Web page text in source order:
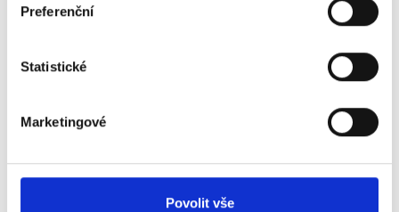
Zjistěte více o tom, jak zpracováváme vaše osobní
Svůj souhlas můžete kdykoliv změnit nebo odvolat v
K personalizaci obsahu a reklam, poskytování funkcí
soubory cookie. Informace o tom, jak náš web používáte,
sdílíme se svými partnery pro sociální média, inzerci a
Preferenční
Statistické
Marketingové
Povolit vše